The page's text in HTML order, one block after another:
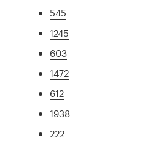
545
1245
603
1472
612
1938
222